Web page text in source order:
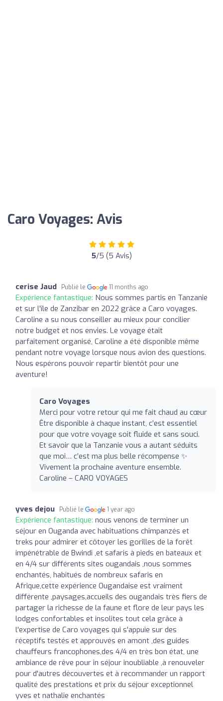
Caro Voyages: Avis
5/5 (5 Avis)
cerise Jaud Publié le 11 months ago
Expérience fantastique: Nous sommes partis en Tanzanie
et sur l'île de Zanzibar en 2022 grâce a Caro voyages.
Caroline a su nous conseiller au mieux pour concilier
notre budget et nos envies. Le voyage était
parfaitement organisé, Caroline a été disponible même
pendant notre voyage lorsque nous avion des questions.
Nous espérons pouvoir repartir bientôt pour une
aventure!
Caro Voyages
Merci pour votre retour qui me fait chaud au cœur
Être disponible à chaque instant, c’est essentiel
pour que votre voyage soit fluide et sans souci.
Et savoir que la Tanzanie vous a autant séduits
que moi… c’est ma plus belle récompense ✨
Vivement la prochaine aventure ensemble.
Caroline – CARO VOYAGES
yves dejou Publié le 1 year ago
Expérience fantastique: nous venons de terminer un
séjour en Ouganda avec habituations chimpanzés et
treks pour admirer et côtoyer les gorilles de la forêt
impénétrable de Bwindi ,et safaris à pieds en bateaux et
en 4/4 sur différents sites ougandais ,nous sommes
enchantés, habitués de nombreux safaris en
Afrique,cette expérience Ougandaise est vraiment
différente ,paysages,accueils des ougandais très fiers de
partager la richesse de la faune et flore de leur pays les
lodges confortables et insolites tout cela grâce à
l'expertise de Caro voyages qui s'appuie sur des
réceptifs testés et approuvés en amont ,des guides
chauffeurs francophones,des 4/4 en très bon état, une
ambiance de rêve pour in séjour inoubliable ,à renouveler
pour d'autres découvertes et à recommander un rapport
qualité des prestations et prix du séjour exceptionnel
yves et nathalie enchantés